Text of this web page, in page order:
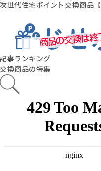
次世代住宅ポイント交換商品
記事ランキング
交換商品の特集